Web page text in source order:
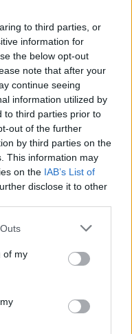
to third parties, or
information for
the below opt-out
note that after your
continue seeing
information utilized by
to third parties prior to
out of the further
by third parties on the
This information may
on the IAB’s List of
disclose it to other
of my
Goldman Sachs a
korábbi
párhuzamosan a
58.4, 2002-ben 53.5
távközlési cégtől.A